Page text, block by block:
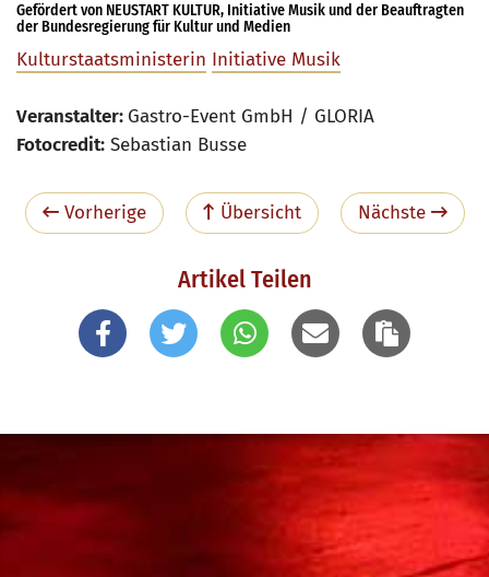
Gefördert von NEUSTART KULTUR, Initiative Musik und der Beauftragten
der Bundesregierung für Kultur und Medien
Kulturstaatsministerin Initiative Musik
Veranstalter: Gastro-Event GmbH / GLORIA
Fotocredit: Sebastian Busse
Vorherige Übersicht Nächste
Artikel Teilen